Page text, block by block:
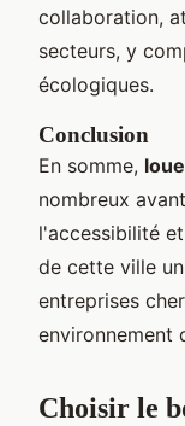
collaboration,
secteurs, y
écologiques.
Conclusion
En somme,
nombreux
l'accessibilité
de cette ville
entreprises
environnement
Choisir le